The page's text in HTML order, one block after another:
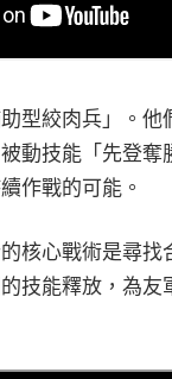
型絞肉兵」。
動技能「先登奪
作戰的可能。
核心戰術是尋找
技能釋放，為